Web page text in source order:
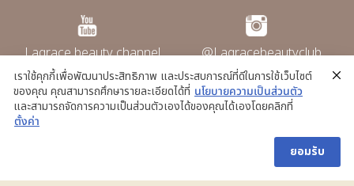
Lagrace beauty channel @Lagracebeautyclub
@La grace clinic
Copyright © La Grace Clinic. All rights
reserved
เราใช้คุกกี้เพื่อพัฒนาประสิทธิภาพ และประสบการณ์ที่ดีในการใช้เว็บไซต์
ของคุณ คุณสามารถศึกษารายละเอียดได้ที่ นโยบายความเป็นส่วนตัว
และสามารถจัดการความเป็นส่วนตัวเองได้ของคุณได้เองโดยคลิกที่
ตั้งค่า
ยอมรับ